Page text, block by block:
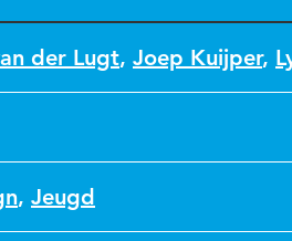
der Lugt, Joep Kuijper,
, Jeugd